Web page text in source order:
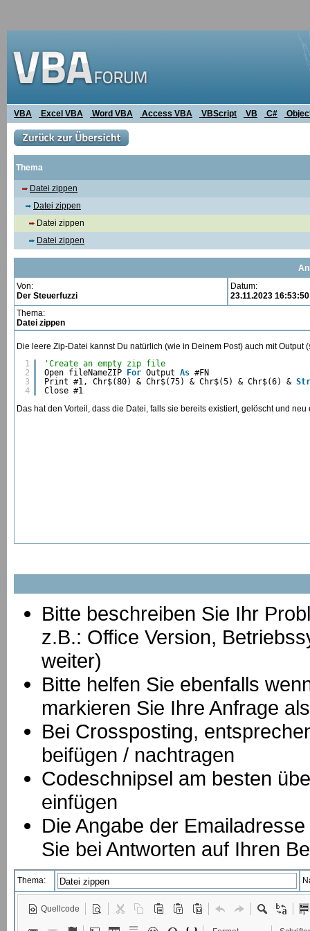
VBA Excel VBA Word VBA Access VBA VBScript VB C#
Thema
Datei zippen
Datei zippen
Datei zippen
Datei zippen
Von:
Der Steuerfuzzi
Datum:
23.11.2023 16:53:50
Thema:
Datei zippen
Die leere Zip-Datei kannst Du natürlich (wie in Deinem Post) auch mit Output
1
2
3
4
'Create an empty zip file
Open fileNameZIP
For Output As #FN
Print #1, Chr$(80) & Chr$(75) & Chr$(5) & Chr$(6) &
Close #1
Das hat den Vorteil, dass die Datei, falls sie bereits existiert, gelöscht und neu
Bitte beschreiben Sie Ihr
z.B.: Office Version,
weiter)
Bitte helfen Sie ebenfalls
markieren Sie Ihre Anfrage
Bei Crossposting,
beifügen / nachtragen
Codeschnipsel am besten
einfügen
Die Angabe der
Sie bei Antworten auf Ihren
Thema:
Quellcode